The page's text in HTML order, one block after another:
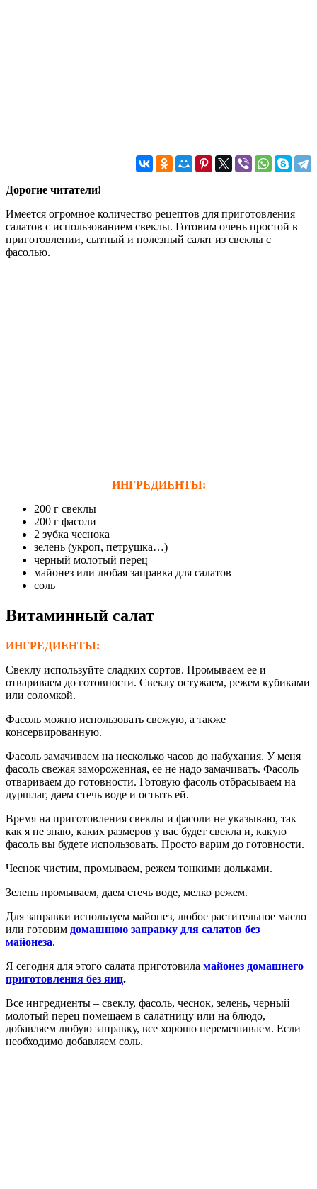
Дорогие читатели!
Имеется огромное количество рецептов для приготовления
салатов с использованием свеклы. Готовим очень простой в
приготовлении, сытный и полезный салат из свеклы с
фасолью.
ИНГРЕДИЕНТЫ:
200 г свеклы
200 г фасоли
2 зубка чеснока
зелень (укроп, петрушка…)
черный молотый перец
майонез или любая заправка для салатов
соль
Витаминный салат
ИНГРЕДИЕНТЫ:
Свеклу используйте сладких сортов. Промываем ее и
отвариваем до готовности. Свеклу остужаем, режем кубиками
или соломкой.
Фасоль можно использовать свежую, а также
консервированную.
Фасоль замачиваем на несколько часов до набухания. У меня
фасоль свежая замороженная, ее не надо замачивать. Фасоль
отвариваем до готовности. Готовую фасоль отбрасываем на
дуршлаг, даем стечь воде и остыть ей.
Время на приготовления свеклы и фасоли не указываю, так
как я не знаю, каких размеров у вас будет свекла и, какую
фасоль вы будете использовать. Просто варим до готовности.
Чеснок чистим, промываем, режем тонкими дольками.
Зелень промываем, даем стечь воде, мелко режем.
Для заправки используем майонез, любое растительное масло
или готовим домашнюю заправку для салатов без
майонеза.
Я сегодня для этого салата приготовила майонез домашнего
приготовления без яиц.
Все ингредиенты – свеклу, фасоль, чеснок, зелень, черный
молотый перец помещаем в салатницу или на блюдо,
добавляем любую заправку, все хорошо перемешиваем. Если
необходимо добавляем соль.